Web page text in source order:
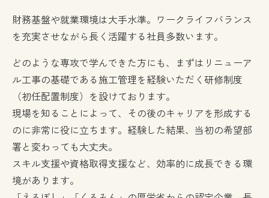
財務基盤や就業環境は大手水準。ワークライフバランス
を充実させながら長く活躍する社員多数います。
どのような専攻で学んできた方にも、まずはリニューア
ル工事の基礎である施工管理を経験いただく研修制度
（初任配置制度）を設けております。
現場を知ることによって、その後のキャリアを形成する
のに非常に役に立ちます。経験した結果、当初の希望部
署と変わっても大丈夫。
スキル支援や資格取得支援など、効率的に成長できる環
境があります。